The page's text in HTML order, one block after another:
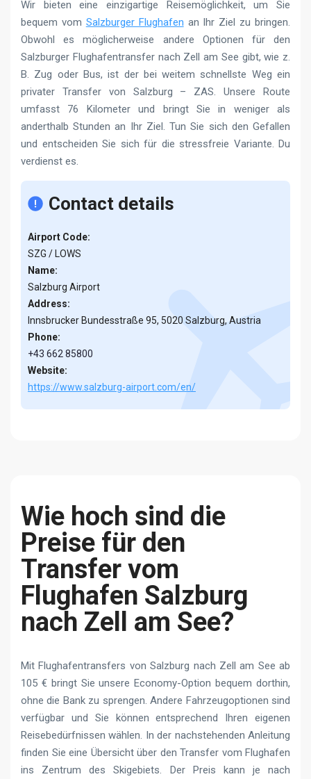
Wir bieten eine einzigartige Reisemöglichkeit, um Sie
bequem vom Salzburger Flughafen an Ihr Ziel zu bringen.
Obwohl es möglicherweise andere Optionen für den
Salzburger Flughafentransfer nach Zell am See gibt, wie z.
B. Zug oder Bus, ist der bei weitem schnellste Weg ein
privater Transfer von Salzburg – ZAS. Unsere Route
umfasst 76 Kilometer und bringt Sie in weniger als
anderthalb Stunden an Ihr Ziel. Tun Sie sich den Gefallen
und entscheiden Sie sich für die stressfreie Variante. Du
verdienst es.
Contact details
Airport Code:
SZG / LOWS
Name:
Salzburg Airport
Address:
Innsbrucker Bundesstraße 95, 5020 Salzburg, Austria
Phone:
+43 662 85800
Website:
https://www.salzburg-airport.com/en/
Wie hoch sind die
Preise für den
Transfer vom
Flughafen Salzburg
nach Zell am See?
Mit Flughafentransfers von Salzburg nach Zell am See ab
105 € bringt Sie unsere Economy-Option bequem dorthin,
ohne die Bank zu sprengen. Andere Fahrzeugoptionen sind
verfügbar und Sie können entsprechend Ihren eigenen
Reisebedürfnissen wählen. In der nachstehenden Anleitung
finden Sie eine Übersicht über den Transfer vom Flughafen
ins Zentrum des Skigebiets. Der Preis kann je nach